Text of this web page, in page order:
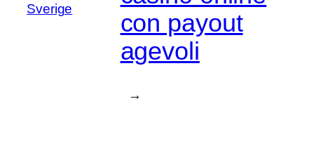
Sverige
con payout
agevoli
→